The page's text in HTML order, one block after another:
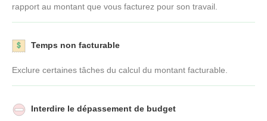
rapport au montant que vous facturez pour son travail.
Temps non facturable
Exclure certaines tâches du calcul du montant facturable.
Interdire le dépassement de budget